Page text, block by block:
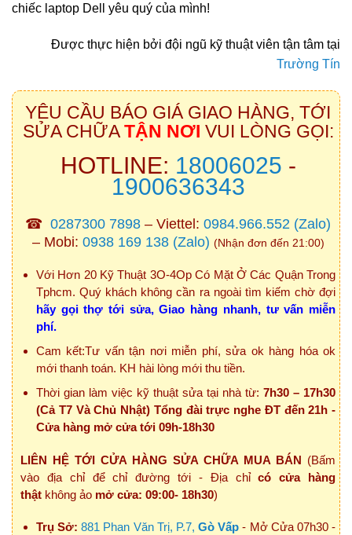
chiếc laptop Dell yêu quý của mình!
Được thực hiện bởi đội ngũ kỹ thuật viên tận tâm tại
Trường Tín
YÊU CẦU BÁO GIÁ GIAO HÀNG, TỚI
SỬA CHỮA TẬN NƠI VUI LÒNG GỌI:
HOTLINE: 18006025 -
1900636343
☎ 0287300 7898 – Viettel: 0984.966.552 (Zalo)
– Mobi: 0938 169 138 (Zalo) (Nhận đơn đến 21:00)
Với Hơn 20 Kỹ Thuật 3O-4Op Có Mặt Ở Các Quận Trong
Tphcm. Quý khách không cần ra ngoài tìm kiếm chờ đợi
hãy gọi thợ tới sửa, Giao hàng nhanh, tư vấn miễn
phí.
Cam kết:Tư vấn tận nơi miễn phí, sửa ok hàng hóa ok
mới thanh toán. KH hài lòng mới thu tiền.
Thời gian làm việc kỹ thuật sửa tại nhà từ: 7h30 – 17h30
(Cả T7 Và Chủ Nhật) Tổng đài trực nghe ĐT đến 21h -
Cửa hàng mở cửa tới 09h-18h30
LIÊN HỆ TỚI CỬA HÀNG SỬA CHỮA MUA BÁN (Bấm
vào địa chỉ để chỉ đường tới - Địa chỉcó cửa hàng
thật không ảo mở cửa: 09:00- 18h30)
Trụ Sở: 881 Phan Văn Trị, P.7,Gò Vấp - Mở Cửa 07h30 -